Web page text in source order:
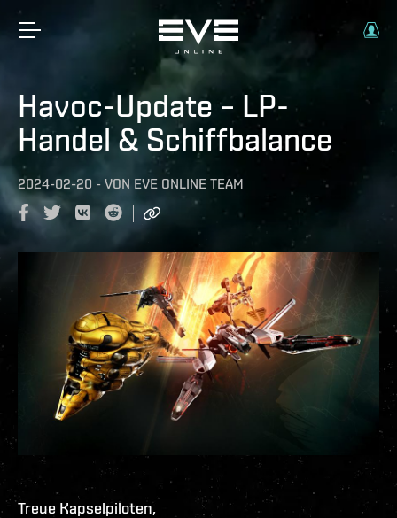
Havoc-Update – LP-
Handel & Schiffbalance
2024-02-20 - VON EVE ONLINE TEAM
Treue Kapselpiloten,